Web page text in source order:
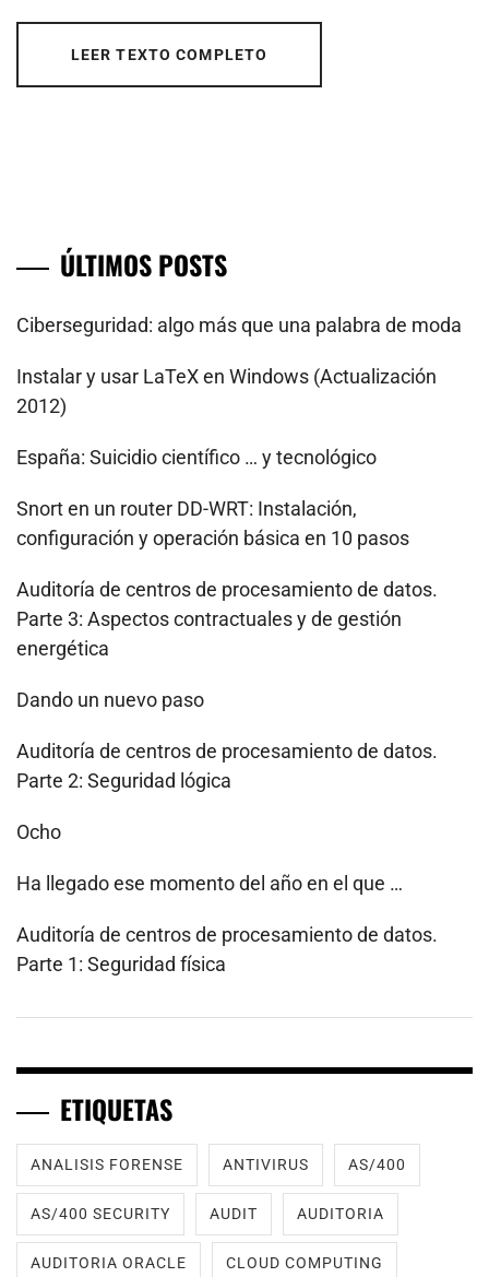
LEER TEXTO COMPLETO
ÚLTIMOS POSTS
Ciberseguridad: algo más que una palabra de moda
Instalar y usar LaTeX en Windows (Actualización
2012)
España: Suicidio científico … y tecnológico
Snort en un router DD-WRT: Instalación,
configuración y operación básica en 10 pasos
Auditoría de centros de procesamiento de datos.
Parte 3: Aspectos contractuales y de gestión
energética
Dando un nuevo paso
Auditoría de centros de procesamiento de datos.
Parte 2: Seguridad lógica
Ocho
Ha llegado ese momento del año en el que …
Auditoría de centros de procesamiento de datos.
Parte 1: Seguridad física
ETIQUETAS
ANALISIS FORENSE ANTIVIRUS AS/400
AS/400 SECURITY AUDIT AUDITORIA
AUDITORIA ORACLE CLOUD COMPUTING